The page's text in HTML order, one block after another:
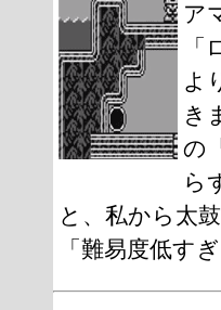
ア
よ
き
の
ら
と、私から太
「難易度低すぎ